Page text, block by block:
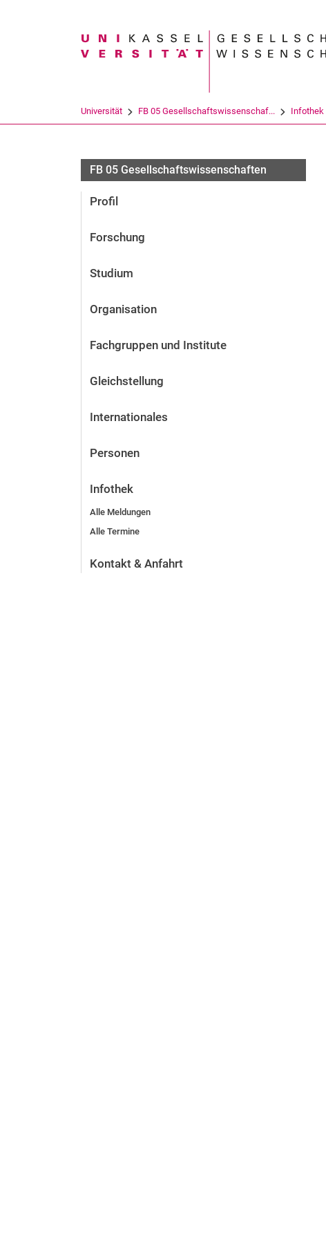
Suchbegriff
Universität FB 05 Gesellschaftswissenschaf... Infothek
FB 05 Gesellschaftswissenschaften
Profil
Forschung
Studium
Organisation
Fachgruppen und Institute
Gleichstellung
Internationales
Personen
Infothek
Alle Meldungen
Alle Termine
Kontakt & Anfahrt